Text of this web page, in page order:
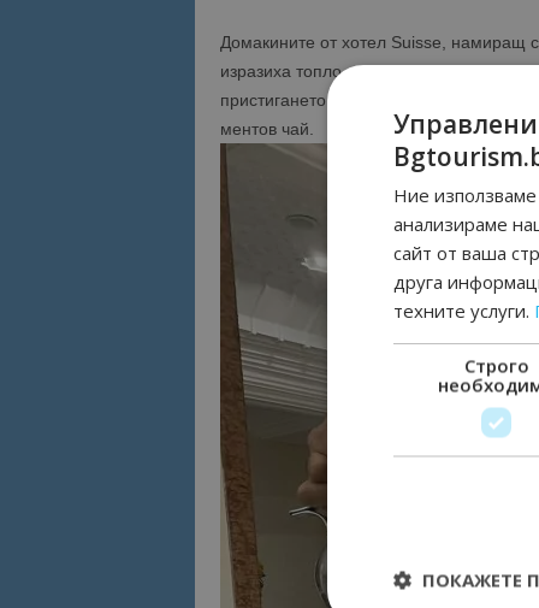
Домакините от хотел Suisse, намиращ
изразиха топло гостоприемство на
пристигането си с традиционни
ментов чай.
Ние
анализираме
сайт от ваша
друга
техните услуги.
Строго
ПОКАЖЕТЕ